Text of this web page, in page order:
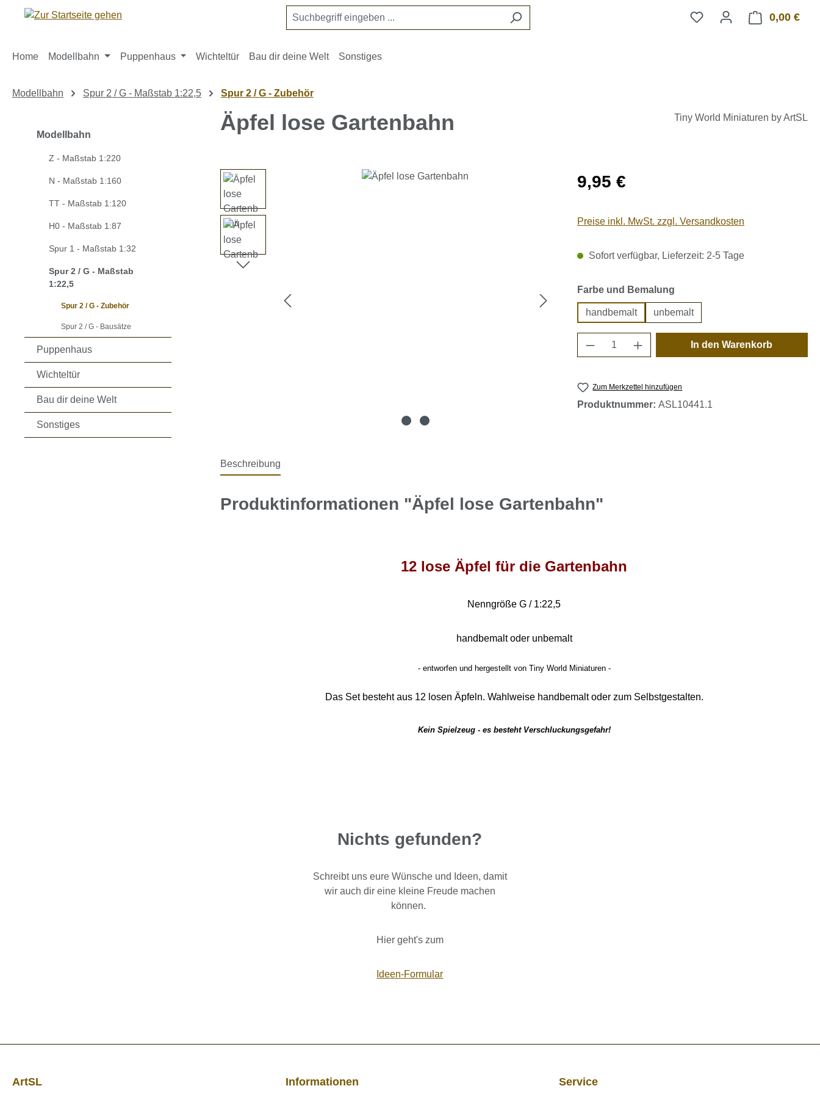
Hauptinhalt springen
Zur Suche springen
Zur Hauptnavigation springen 0,00 €
Home Modellbahn Puppenhaus Wichteltür Bau dir deine Welt Sonstiges
Modellbahn Spur 2 / G - Maßstab 1:22,5 Spur 2 / G - Zubehör
Modellbahn
Z - Maßstab 1:220
N - Maßstab 1:160
TT - Maßstab 1:120
H0 - Maßstab 1:87
Spur 1 - Maßstab 1:32
Spur 2 / G - Maßstab
1:22,5
Spur 2 / G - Zubehör
Spur 2 / G - Bausätze
Puppenhaus
Wichteltür
Bau dir deine Welt
Sonstiges
Äpfel lose Gartenbahn Tiny World Miniaturen by ArtSL
Bildergalerie überspringen Regulärer Preis:
9,95 €
Preise inkl. MwSt. zzgl. Versandkosten
Sofort verfügbar, Lieferzeit: 2-5 Tage
Farbe und Bemalung
handbemalt unbemalt
Produkt Anzahl: Gib den
In den Warenkorb
Zum Merkzettel hinzufügen
Produktnummer:ASL10441.1
Beschreibung
Produktinformationen "Äpfel lose Gartenbahn"
12 lose Äpfel für die Gartenbahn
Nenngröße G / 1:22,5
handbemalt oder unbemalt
- entworfen und hergestellt von Tiny World Miniaturen -
Das Set besteht aus 12 losen Äpfeln. Wahlweise handbemalt oder zum Selbstgestalten.
Kein Spielzeug - es besteht Verschluckungsgefahr!
Nichts gefunden?
Schreibt uns eure Wünsche und Ideen, damit
wir auch dir eine kleine Freude machen
können.
Hier geht's zum
Ideen-Formular
ArtSL Informationen Service